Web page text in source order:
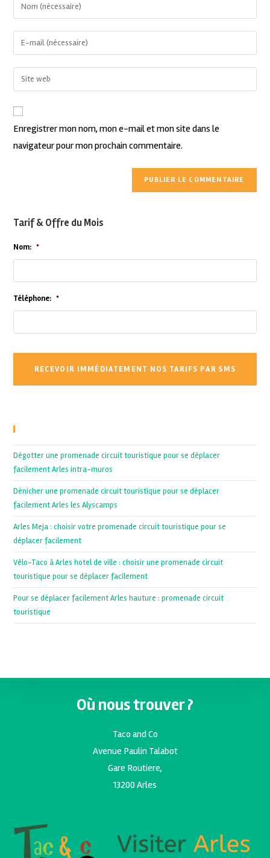
Enregistrer mon nom, mon e-mail et mon site dans le
navigateur pour mon prochain commentaire.
Tarif & Offre du Mois
Nom: *
Téléphone: *
Dégotter une promenade circuit touristique pour se déplacer
facilement Arles intra-muros
Dénicher une promenade circuit touristique pour se déplacer
facilement Arles les Alyscamps
Arles Meja : choisir votre promenade circuit touristique pour se
déplacer facilement
Vélo-Taco à Arles hotel de ville : choisir une promenade circuit
touristique pour se déplacer facilement
Pour se déplacer facilement Arles hauture : promenade circuit
touristique
Où nous trouver ?
Taco and Co
Avenue Paulin Talabot
Gare Routiere,
13200 Arles